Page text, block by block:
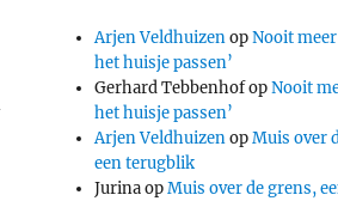
Arjen VeldhuizenopNooit meer
het huisje passen’
Gerhard TebbenhofopNooit
het huisje passen’
Arjen VeldhuizenopMuis over
een terugblik
JurinaopMuis over de grens,